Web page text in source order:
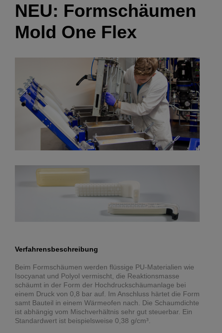
NEU: Formschäumen
Mold One Flex
Verfahrensbeschreibung
Beim Formschäumen werden flüssige PU-Materialien wie
Isocyanat und Polyol vermischt, die Reaktionsmasse
schäumt in der Form der Hochdruckschäumanlage bei
einem Druck von 0,8 bar auf. Im Anschluss härtet die Form
samt Bauteil in einem Wärmeofen nach. Die Schaumdichte
ist abhängig vom Mischverhältnis sehr gut steuerbar. Ein
Standardwert ist beispielsweise 0,38 g/cm³.